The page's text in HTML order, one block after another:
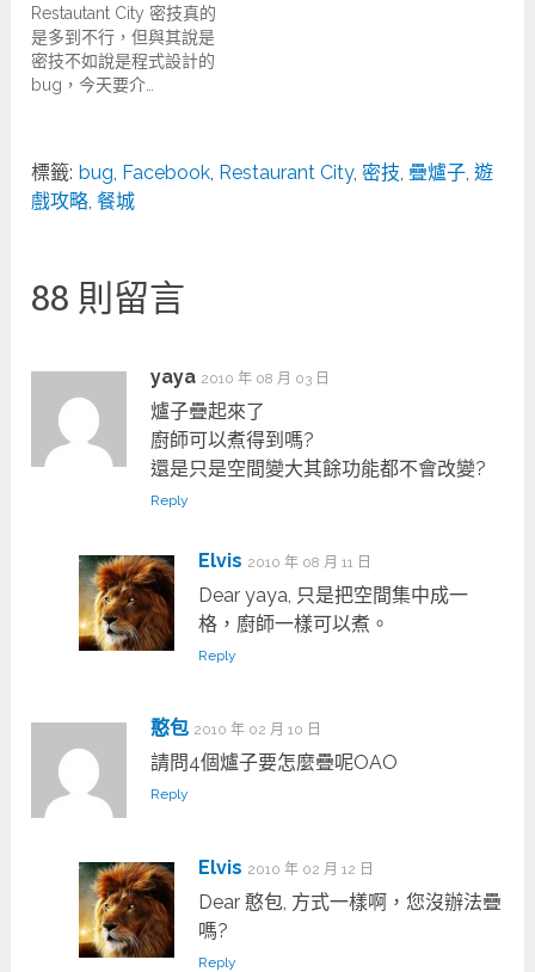
Restautant City 密技真的
是多到不行，但與其說是
密技不如說是程式設計的
bug，今天要介…
標籤: bug Facebook Restaurant City, 密技 疊爐子 ,遊
戲攻略 ,餐城
88 則留言
yaya 2010 年 08 月 03 日
爐子疊起來了
廚師可以煮得到嗎?
還是只是空間變大其餘功能都不會改變?
Reply
Elvis 2010 年 08 月 11 日
Dear yaya, 只是把空間集中成一
格，廚師一樣可以煮。
Reply
憨包 2010 年 02 月 10 日
請問4個爐子要怎麼疊呢OAO
Reply
Elvis 2010 年 02 月 12 日
Dear 憨包, 方式一樣啊，您沒辦法疊
嗎?
Reply